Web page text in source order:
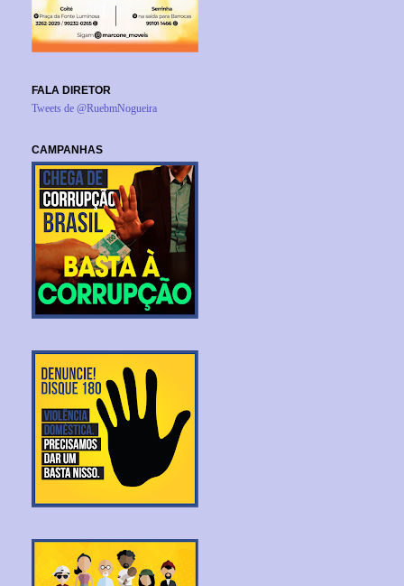
FALA DIRETOR
Tweets de @RuebmNogueira
CAMPANHAS